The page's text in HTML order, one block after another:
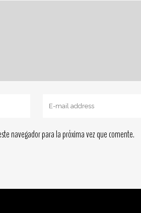
navegador para la próxima vez que comente.